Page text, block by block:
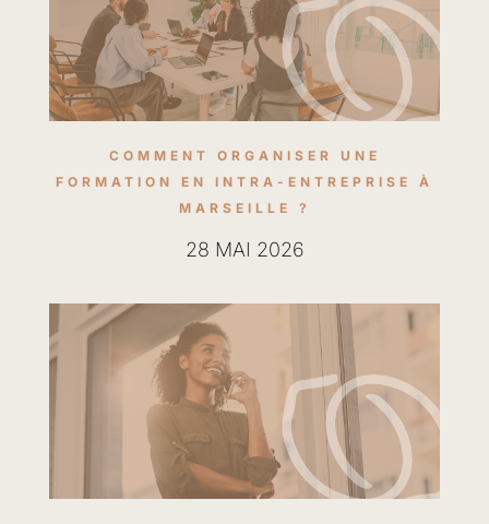
COMMENT ORGANISER UNE
FORMATION EN INTRA-ENTREPRISE À
MARSEILLE ?
28 MAI 2026